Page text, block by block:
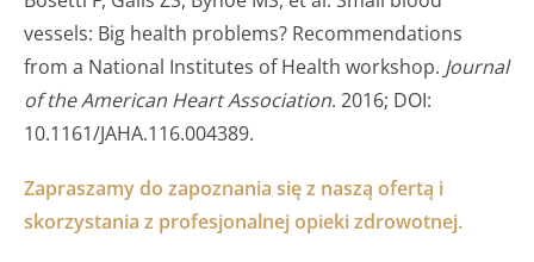
vessels: Big health problems? Recommendations
from a National Institutes of Health workshop. Journal
of the American Heart Association. 2016; DOI:
10.1161/JAHA.116.004389.
Zapraszamy do zapoznania się z naszą ofertą i
skorzystania z profesjonalnej opieki zdrowotnej.